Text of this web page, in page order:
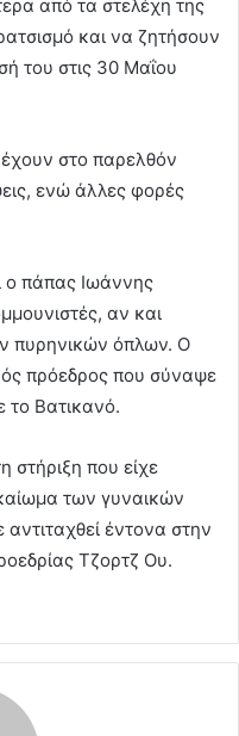
από τα στελέχη της
και να ζητήσουν
του στις 30 Μαΐου
στο παρελθόν
ενώ άλλες φορές
ο πάπας Ιωάννης
αν και
πυρηνικών όπλων. Ο
πρόεδρος που σύναψε
το Βατικανό.
στήριξη που είχε
των γυναικών
έντονα στην
Τζορτζ Ου.